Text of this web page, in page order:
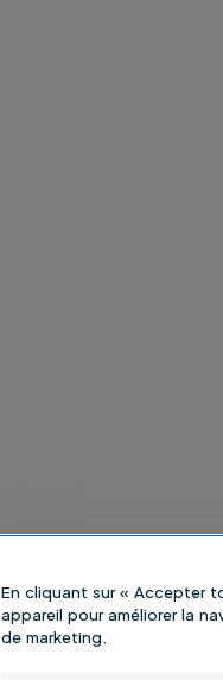
En cliquant sur « Accepter
appareil pour améliorer la
de marketing.